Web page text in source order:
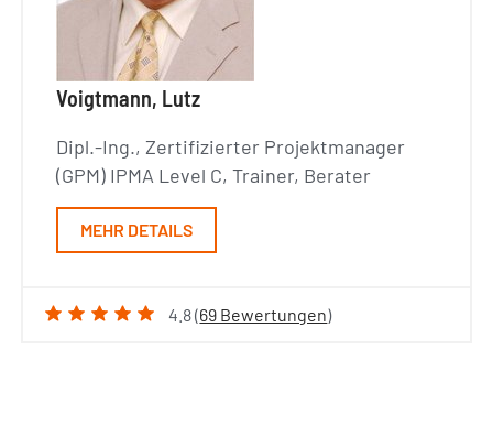
Voigtmann, Lutz
Dipl.-Ing., Zertifizierter Projektmanager
(GPM) IPMA Level C, Trainer, Berater
MEHR DETAILS
4.8 (69 Bewertungen)